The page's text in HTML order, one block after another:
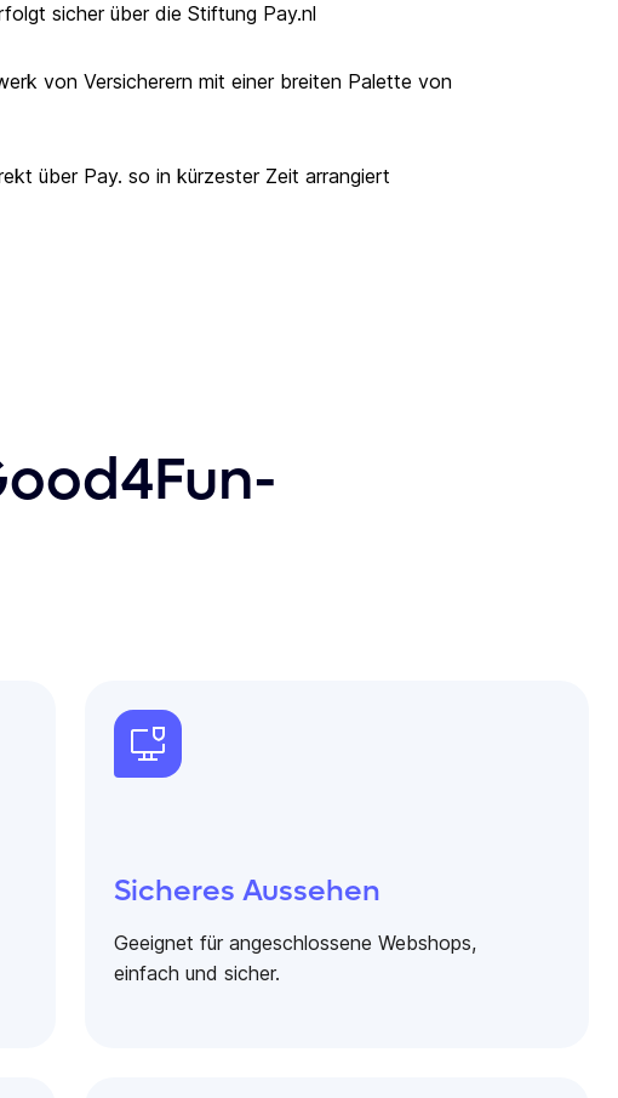
sicher über die Stiftung Pay.nl
von Versicherern mit einer breiten Palette von
über Pay. so in kürzester Zeit arrangiert
Sicheres Aussehen
Geeignet für angeschlossene Webshops,
einfach und sicher.